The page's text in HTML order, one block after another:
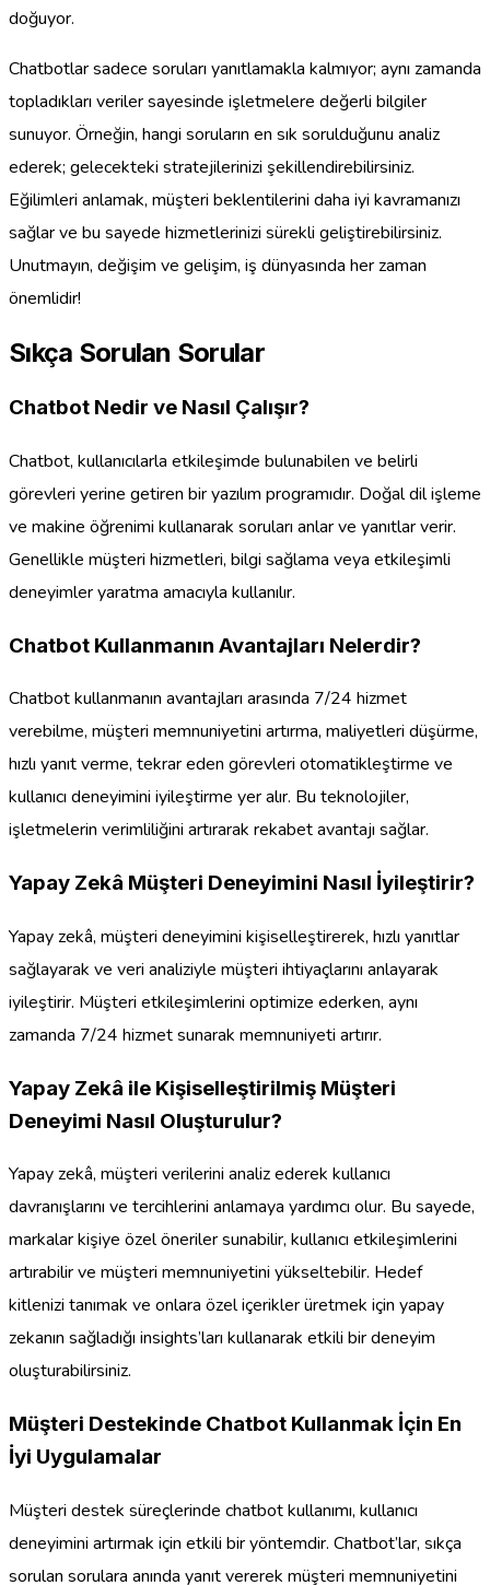
doğuyor.
Chatbotlar sadece soruları yanıtlamakla kalmıyor; aynı zamanda
topladıkları veriler sayesinde işletmelere değerli bilgiler
sunuyor. Örneğin, hangi soruların en sık sorulduğunu analiz
ederek; gelecekteki stratejilerinizi şekillendirebilirsiniz.
Eğilimleri anlamak, müşteri beklentilerini daha iyi kavramanızı
sağlar ve bu sayede hizmetlerinizi sürekli geliştirebilirsiniz.
Unutmayın, değişim ve gelişim, iş dünyasında her zaman
önemlidir!
Sıkça Sorulan Sorular
Chatbot Nedir ve Nasıl Çalışır?
Chatbot, kullanıcılarla etkileşimde bulunabilen ve belirli
görevleri yerine getiren bir yazılım programıdır. Doğal dil işleme
ve makine öğrenimi kullanarak soruları anlar ve yanıtlar verir.
Genellikle müşteri hizmetleri, bilgi sağlama veya etkileşimli
deneyimler yaratma amacıyla kullanılır.
Chatbot Kullanmanın Avantajları Nelerdir?
Chatbot kullanmanın avantajları arasında 7/24 hizmet
verebilme, müşteri memnuniyetini artırma, maliyetleri düşürme,
hızlı yanıt verme, tekrar eden görevleri otomatikleştirme ve
kullanıcı deneyimini iyileştirme yer alır. Bu teknolojiler,
işletmelerin verimliliğini artırarak rekabet avantajı sağlar.
Yapay Zekâ Müşteri Deneyimini Nasıl İyileştirir?
Yapay zekâ, müşteri deneyimini kişiselleştirerek, hızlı yanıtlar
sağlayarak ve veri analiziyle müşteri ihtiyaçlarını anlayarak
iyileştirir. Müşteri etkileşimlerini optimize ederken, aynı
zamanda 7/24 hizmet sunarak memnuniyeti artırır.
Yapay Zekâ ile Kişiselleştirilmiş Müşteri
Deneyimi Nasıl Oluşturulur?
Yapay zekâ, müşteri verilerini analiz ederek kullanıcı
davranışlarını ve tercihlerini anlamaya yardımcı olur. Bu sayede,
markalar kişiye özel öneriler sunabilir, kullanıcı etkileşimlerini
artırabilir ve müşteri memnuniyetini yükseltebilir. Hedef
kitlenizi tanımak ve onlara özel içerikler üretmek için yapay
zekanın sağladığı insights’ları kullanarak etkili bir deneyim
oluşturabilirsiniz.
Müşteri Destekinde Chatbot Kullanmak İçin En
İyi Uygulamalar
Müşteri destek süreçlerinde chatbot kullanımı, kullanıcı
deneyimini artırmak için etkili bir yöntemdir. Chatbot’lar, sıkça
sorulan sorulara anında yanıt vererek müşteri memnuniyetini